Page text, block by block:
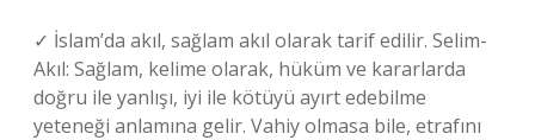
✓ İslam’da akıl, sağlam akıl olarak tarif edilir. Selim-
Akıl: Sağlam, kelime olarak, hüküm ve kararlarda
doğru ile yanlışı, iyi ile kötüyü ayırt edebilme
yeteneği anlamına gelir. Vahiy olmasa bile, etrafını